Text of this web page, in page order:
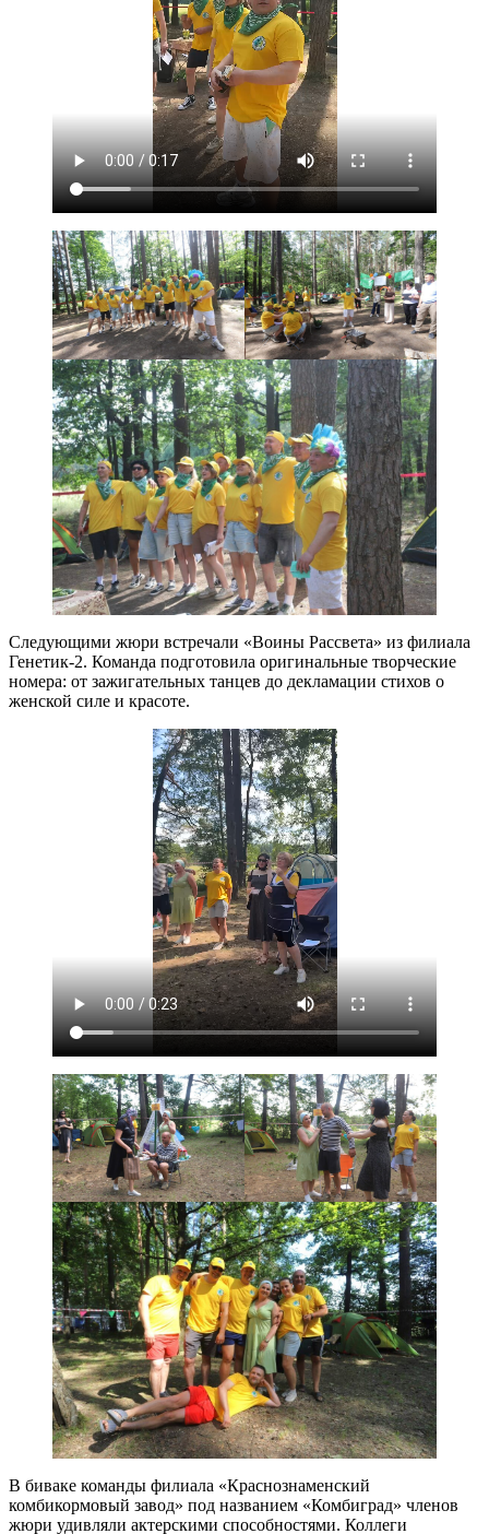
Следующими жюри встречали «Воины Рассвета» из филиала
Генетик-2. Команда подготовила оригинальные творческие
номера: от зажигательных танцев до декламации стихов о
женской силе и красоте.
В биваке команды филиала «Краснознаменский
комбикормовый завод» под названием «Комбиград» членов
жюри удивляли актерскими способностями. Коллеги